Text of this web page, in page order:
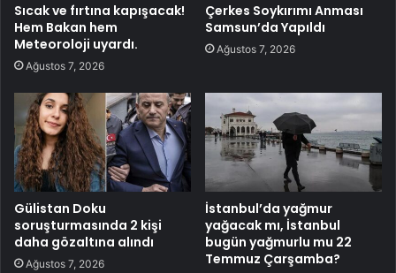
Sıcak ve fırtına kapışacak!
Hem Bakan hem
Meteoroloji uyardı.
Ağustos 7, 2026
Çerkes Soykırımı Anması
Samsun’da Yapıldı
Ağustos 7, 2026
Gülistan Doku
soruşturmasında 2 kişi
daha gözaltına alındı
Ağustos 7, 2026
İstanbul’da yağmur
yağacak mı, İstanbul
bugün yağmurlu mu 22
Temmuz Çarşamba?